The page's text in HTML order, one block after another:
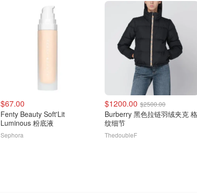
$67.00
Fenty Beauty Soft'Lit
Luminous 粉底液
Sephora
$1200.00 $2500.00
Burberry 黑色拉链羽绒夹克 格
纹细节
ThedoubleF